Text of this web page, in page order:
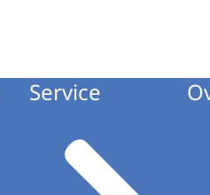
Service